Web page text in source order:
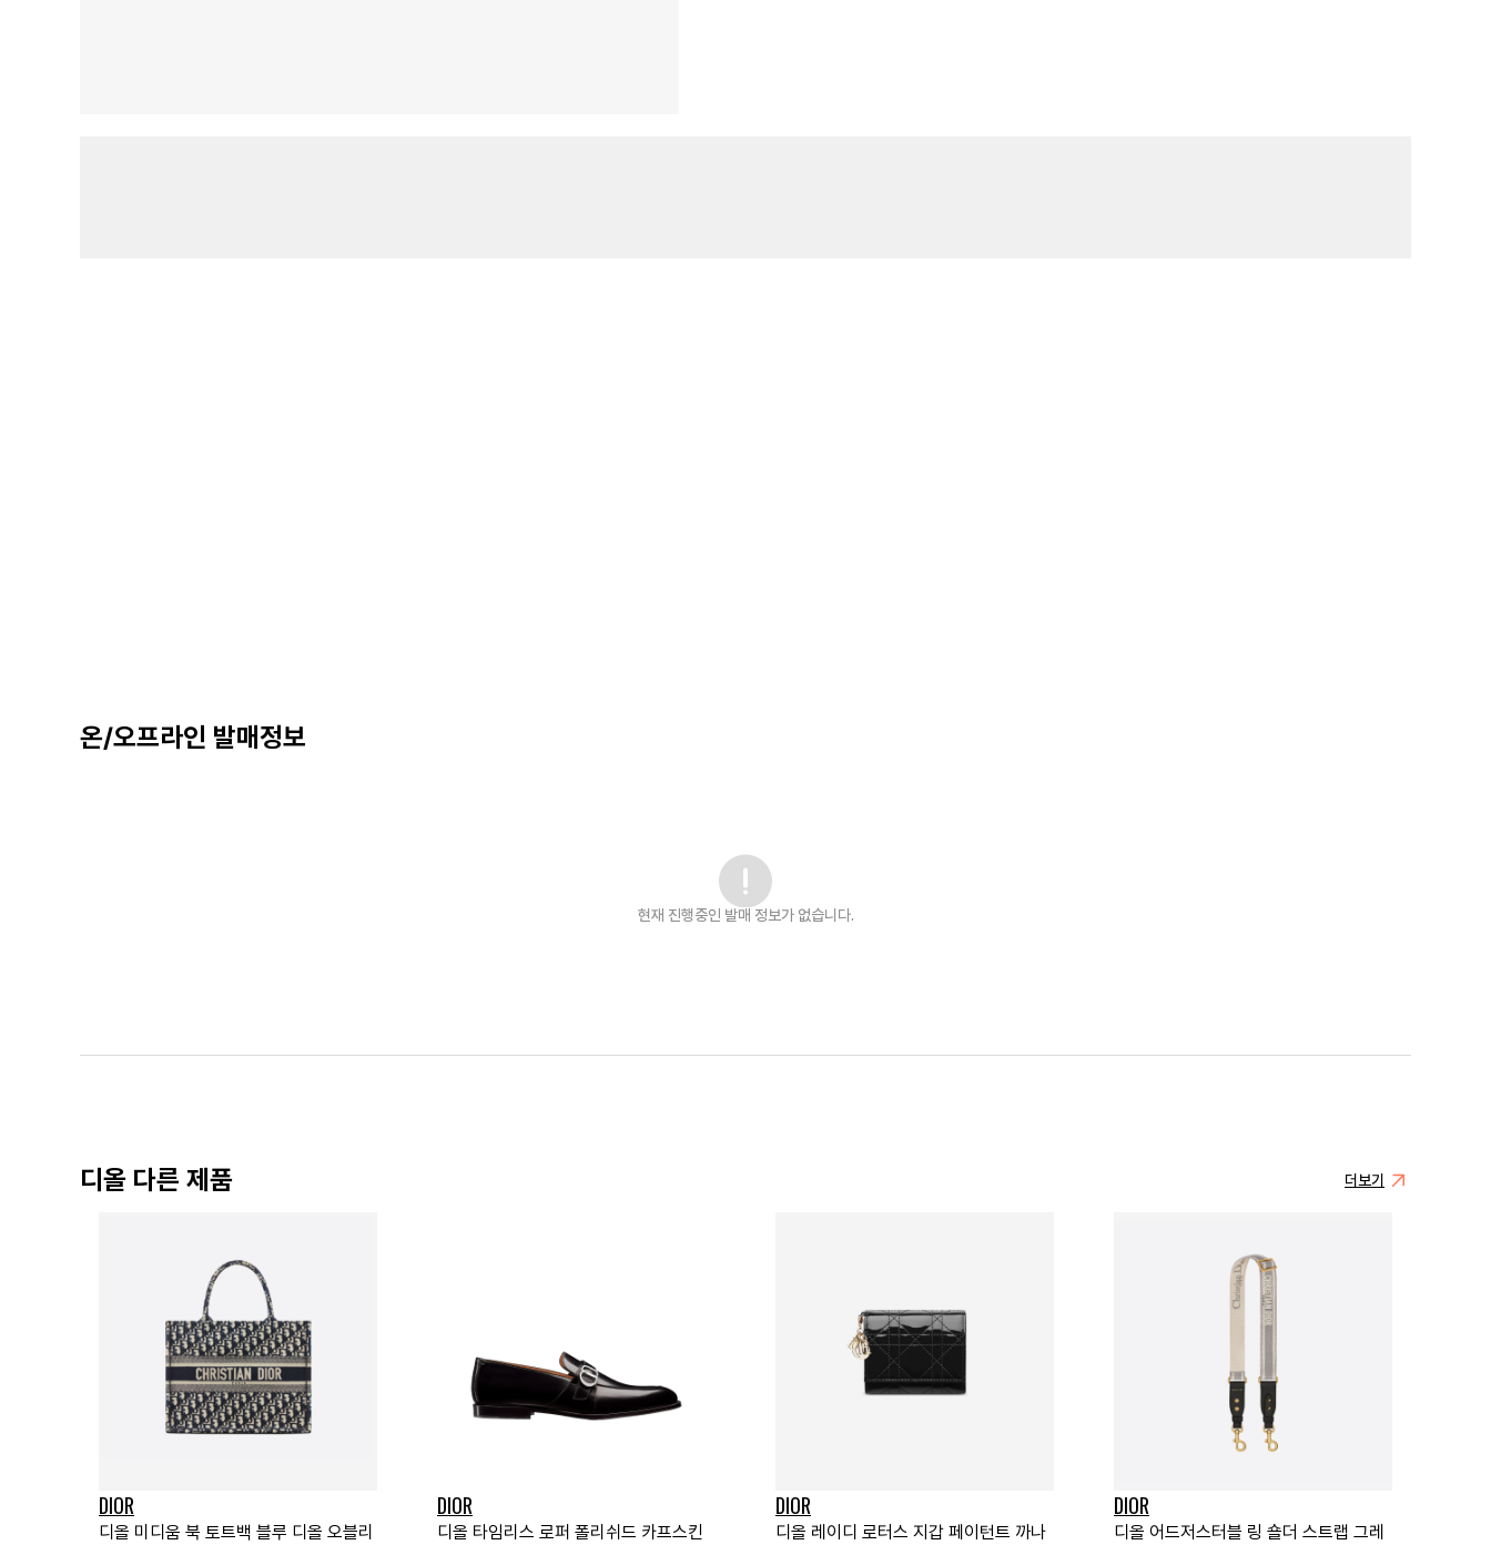
온/오프라인 발매정보
현재 진행중인 발매 정보가 없습니다.
디올 다른 제품 더보기
DIOR
디올 미디움 북 토트백 블루 디올 오블리
DIOR
디올 타임리스 로퍼 폴리쉬드 카프스킨
DIOR
디올 레이디 로터스 지갑 페이턴트 까나
DIOR
디올 어드저스터블 링 숄더 스트랩 그레